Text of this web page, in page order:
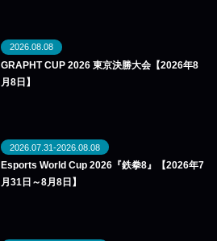
2026.08.08
GRAPHT CUP 2026 東京決勝大会【2026年8
月8日】
2026.07.31-2026.08.08
Esports World Cup 2026『鉄拳8』【2026年7
月31日～8月8日】